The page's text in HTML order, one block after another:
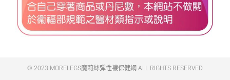
© 2023 MORELEGS魔莉絲彈性襪保健網 ALL RIGHTS RESERVED